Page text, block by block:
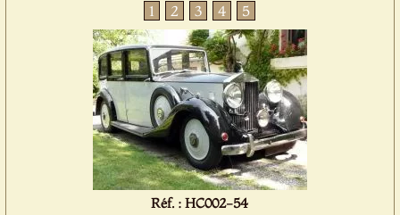
1 2 3 4 5
Réf. : HC002-54